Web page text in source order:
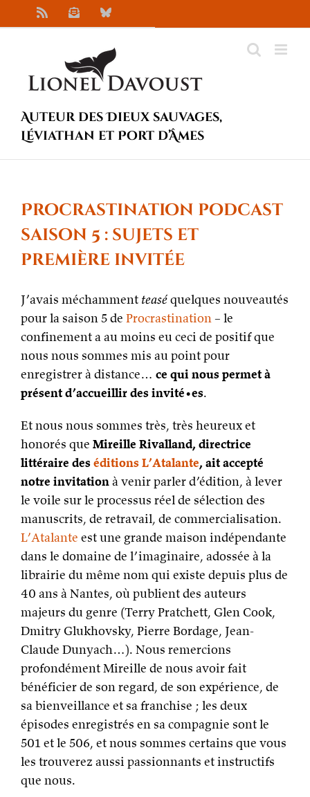
au
NewsletterBluesky
Auteur des Dieux sauvages,
Léviathan et Port d’Âmes
Procrastination podcast
saison 5 : sujets et
première invitée
J’avais méchamment teaséquelques nouveautés
pour la saison 5 de Procrastination– le
confinement a au moins eu ceci de positif que
nous nous sommes mis au point pour
enregistrer à distance… ce qui nous permet à
présent d’accueillir des invité•es.
Et nous nous sommes très, très heureux et
honorés que Mireille Rivalland, directrice
littéraire deséditions L’Atalante, ait accepté
notre invitationà venir parler d’édition, à lever
le voile sur le processus réel de sélection des
manuscrits, de retravail, de commercialisation.
L’Atalante est une grande maison indépendante
dans le domaine de l’imaginaire, adossée à la
librairie du même nom qui existe depuis plus de
40 ans à Nantes, où publient des auteurs
majeurs du genre (Terry Pratchett, Glen Cook,
Dmitry Glukhovsky, Pierre Bordage, Jean-
Claude Dunyach…). Nous remercions
profondément Mireille de nous avoir fait
bénéficier de son regard, de son expérience, de
sa bienveillance et sa franchise ; les deux
épisodes enregistrés en sa compagnie sont le
501 et le 506, et nous sommes certains que vous
les trouverez aussi passionnants et instructifs
que nous.